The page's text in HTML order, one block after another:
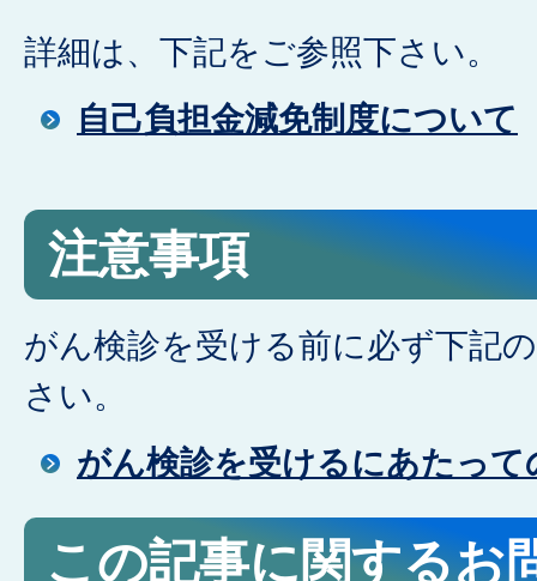
詳細は、下記をご参照下さい。
自己負担金減免制度について
注意事項
がん検診を受ける前に必ず下記
さい。
がん検診を受けるにあたって
この記事に関するお